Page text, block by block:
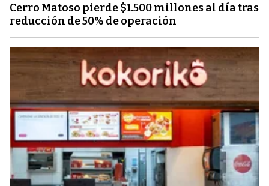
Cerro Matoso pierde $1.500 millones al día tras
reducción de 50% de operación